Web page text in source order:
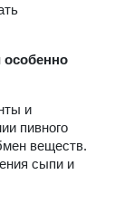
особенно
и
пивного
веществ.
сыпи и